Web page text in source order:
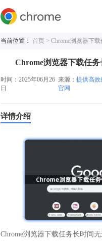
当前位置： 首页 > Chrome浏览器下
Chrome浏览器下载任
时间：2025年06月26
日
来源：提供高效
官网
详情介绍
Chrome浏览器下载任务长时间